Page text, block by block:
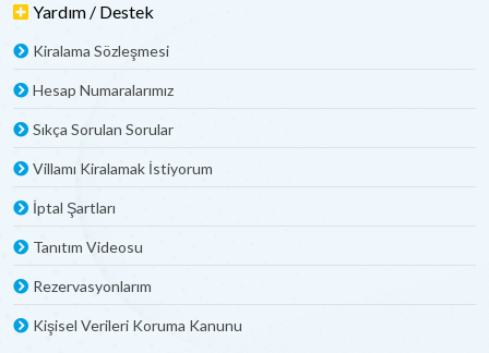
Yardım / Destek
Kiralama Sözleşmesi
Hesap Numaralarımız
Sıkça Sorulan Sorular
Villamı Kiralamak İstiyorum
İptal Şartları
Tanıtım Videosu
Rezervasyonlarım
Kişisel Verileri Koruma Kanunu